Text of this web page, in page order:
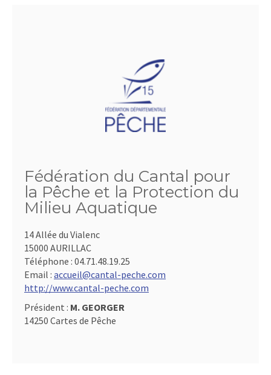
Fédération du Cantal pour
la Pêche et la Protection du
Milieu Aquatique
14 Allée du Vialenc
15000 AURILLAC
Téléphone : 04.71.48.19.25
Email : accueil@cantal-peche.com
http://www.cantal-peche.com
Président : M. GEORGER
14250 Cartes de Pêche